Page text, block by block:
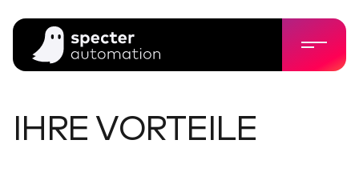
IHRE VORTEILE